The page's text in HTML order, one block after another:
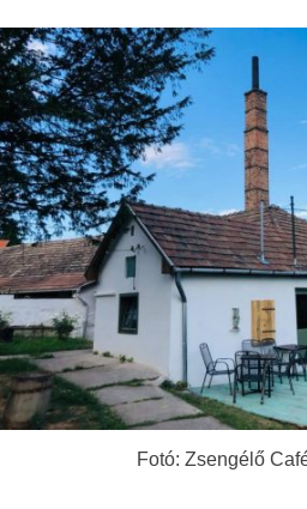
Fotó: Zsengélő